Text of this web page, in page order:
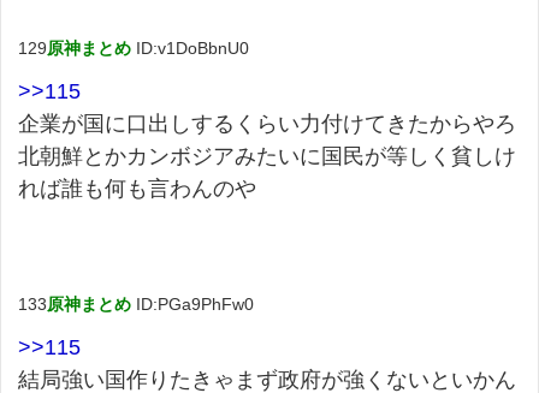
129原神まとめ ID:v1DoBbnU0
>>115
企業が国に口出しするくらい力付けてきたからやろ
北朝鮮とかカンボジアみたいに国民が等しく貧しけ
れば誰も何も言わんのや
133原神まとめ ID:PGa9PhFw0
>>115
結局強い国作りたきゃまず政府が強くないといかん